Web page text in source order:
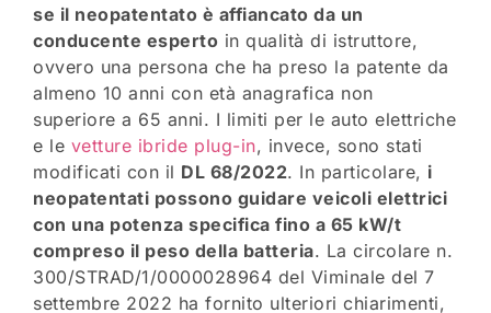
se il neopatentato è affiancato da un
conducente esperto in qualità di istruttore,
ovvero una persona che ha preso la patente da
almeno 10 anni con età anagrafica non
superiore a 65 anni. I limiti per le auto elettriche
e le vetture ibride plug-in, invece, sono stati
modificati con il DL 68/2022. In particolare, i
neopatentati possono guidare veicoli elettrici
con una potenza specifica fino a 65 kW/t
compreso il peso della batteria. La circolare n.
300/STRAD/1/0000028964 del Viminale del 7
settembre 2022 ha fornito ulteriori chiarimenti,